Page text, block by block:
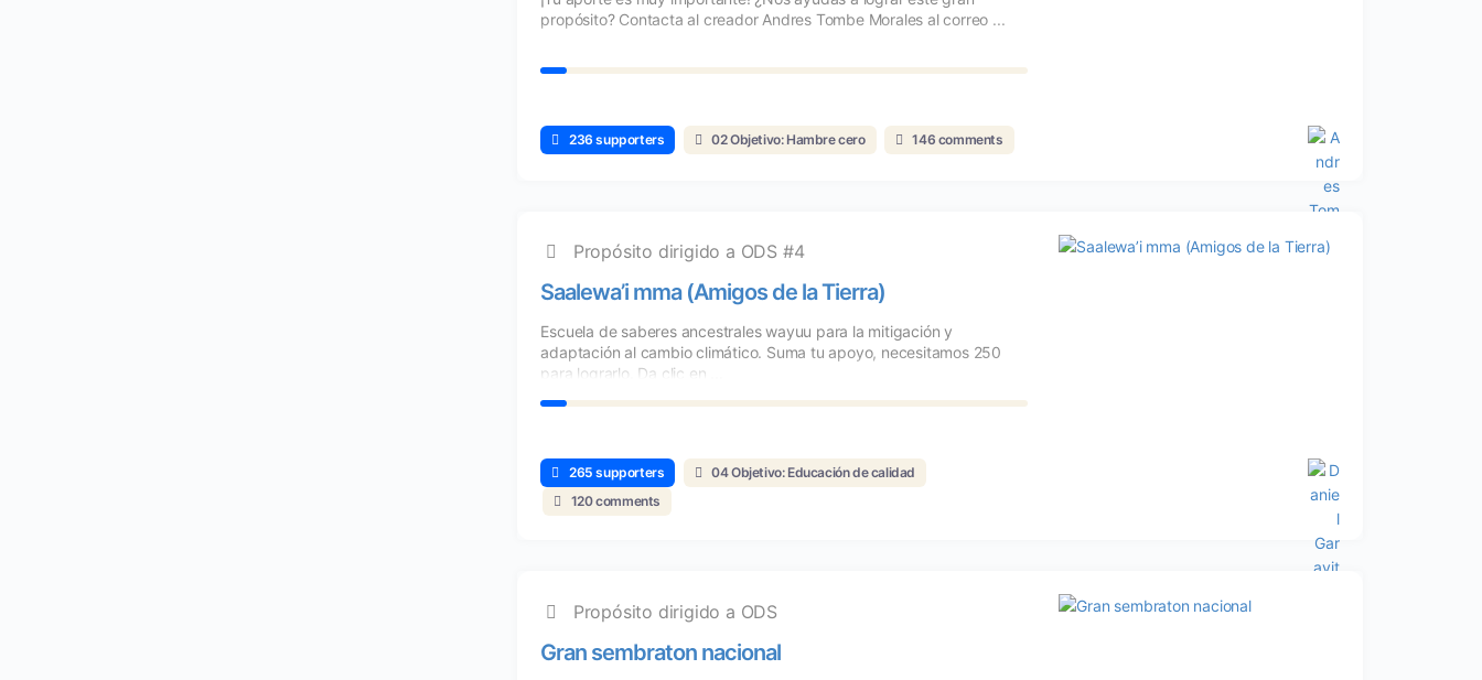
propósito? Contacta al creador Andres Tombe Morales al correo ...
236 supporters 02 Objetivo: Hambre cero 146 comments
Propósito dirigido a ODS #4
Saalewa’i mma (Amigos de la Tierra)
Escuela de saberes ancestrales wayuu para la mitigación y
adaptación al cambio climático. Suma tu apoyo, necesitamos 250
para lograrlo. Da clic en ...
265 supporters
04 Objetivo: Educación de calidad
120 comments
Propósito dirigido a ODS
Gran sembraton nacional